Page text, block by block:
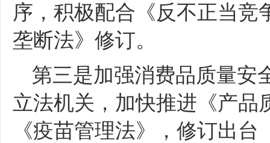
序，积极配合《反不正当竞
垄断法》修订。
第三是加强消费品质量安
立法机关，加快推进《产品
《疫苗管理法》，修订出